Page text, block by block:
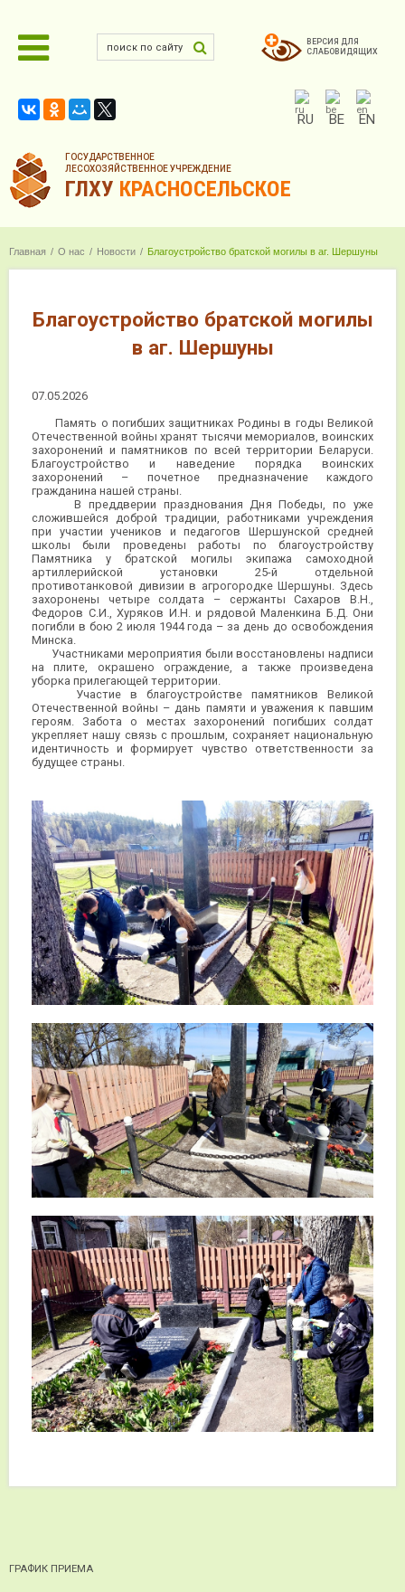
ГОСУДАРСТВЕННОЕ
ЛЕСОХОЗЯЙСТВЕННОЕ УЧРЕЖДЕНИЕ
ГЛХУ КРАСНОСЕЛЬСКОЕ
ВЕРСИЯ ДЛЯ
СЛАБОВИДЯЩИХ
RU BE EN
Главная О нас Новости Благоустройство братской могилы в аг. Шершуны
Благоустройство братской могилы
в аг. Шершуны
07.05.2026
Память о погибших защитниках Родины в годы Великой
Отечественной войны хранят тысячи мемориалов, воинских
захоронений и памятников по всей территории Беларуси.
Благоустройство и наведение порядка воинских
захоронений – почетное предназначение каждого
гражданина нашей страны.
В преддверии празднования Дня Победы, по уже
сложившейся доброй традиции, работниками учреждения
при участии учеников и педагогов Шершунской средней
школы были проведены работы по благоустройству
Памятника у братской могилы экипажа самоходной
артиллерийской установки 25-й отдельной
противотанковой дивизии в агрогородке Шершуны. Здесь
захоронены четыре солдата – сержанты Сахаров В.Н.,
Федоров С.И., Хуряков И.Н. и рядовой Маленкина Б.Д. Они
погибли в бою 2 июля 1944 года – за день до освобождения
Минска.
Участниками мероприятия были восстановлены надписи
на плите, окрашено ограждение, а также произведена
уборка прилегающей территории.
Участие в благоустройстве памятников Великой
Отечественной войны – дань памяти и уважения к павшим
героям. Забота о местах захоронений погибших солдат
укрепляет нашу связь с прошлым, сохраняет национальную
идентичность и формирует чувство ответственности за
будущее страны.
ГРАФИК ПРИЕМА